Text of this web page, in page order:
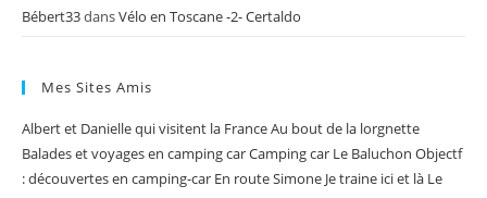
Bébert33dansVélo en Toscane -2- Certaldo
Mes Sites Amis
Albert et Danielle qui visitent la FranceAu bout de la lorgnette
Balades et voyages en camping carCamping car Le Baluchon Objectf
: découvertes en camping-car En route Simone Je traine ici et là Le